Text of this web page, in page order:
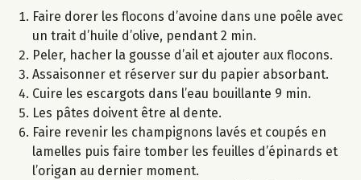
Faire dorer les flocons d’avoine dans une poêle avec
un trait d’huile d’olive, pendant 2 min.
Peler, hacher la gousse d’ail et ajouter aux flocons.
Assaisonner et réserver sur du papier absorbant.
Cuire les escargots dans l’eau bouillante 9 min.
Les pâtes doivent être al dente.
Faire revenir les champignons lavés et coupés en
lamelles puis faire tomber les feuilles d’épinards et
l’origan au dernier moment.